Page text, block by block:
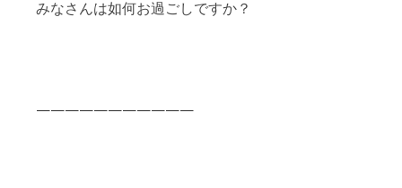
みなさんは如何お過ごしですか？
———————————